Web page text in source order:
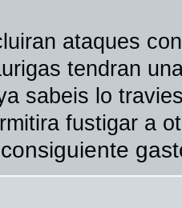
ataques
tendran
sabeis lo
fustigar a